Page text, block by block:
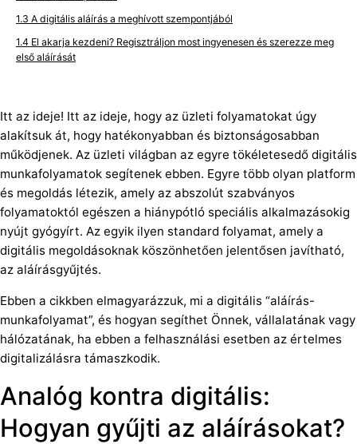
A digitális aláírás a meghívott szempontjából
El akarja kezdeni? Regisztráljon most ingyenesen és szerezze meg
első aláírását
Itt az ideje! Itt az ideje, hogy az üzleti folyamatokat úgy
alakítsuk át, hogy hatékonyabban és biztonságosabban
működjenek. Az üzleti világban az egyre tökéletesedő digitális
munkafolyamatok segítenek ebben. Egyre több olyan platform
és megoldás létezik, amely az abszolút szabványos
folyamatoktól egészen a hiánypótló speciális alkalmazásokig
nyújt gyógyírt. Az egyik ilyen standard folyamat, amely a
digitális megoldásoknak köszönhetően jelentősen javítható,
az aláírásgyűjtés.
Ebben a cikkben elmagyarázzuk, mi a digitális “aláírás-
munkafolyamat”, és hogyan segíthet Önnek, vállalatának vagy
hálózatának, ha ebben a felhasználási esetben az értelmes
digitalizálásra támaszkodik.
Analóg kontra digitális:
Hogyan gyűjti az aláírásokat?